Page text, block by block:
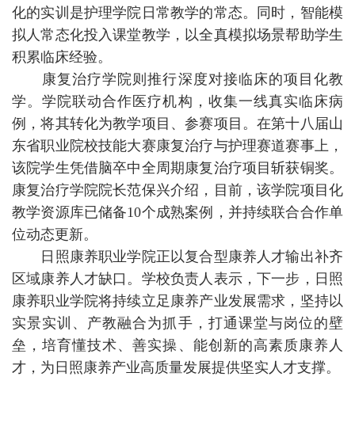
化的实训是护理学院日常教学的常态。同时，智能模
拟人常态化投入课堂教学，以全真模拟场景帮助学生
积累临床经验。
康复治疗学院则推行深度对接临床的项目化教
学。学院联动合作医疗机构，收集一线真实临床病
例，将其转化为教学项目、参赛项目。在第十八届山
东省职业院校技能大赛康复治疗与护理赛道赛事上，
该院学生凭借脑卒中全周期康复治疗项目斩获铜奖。
康复治疗学院院长范保兴介绍，目前，该学院项目化
教学资源库已储备10个成熟案例，并持续联合合作单
位动态更新。
日照康养职业学院正以复合型康养人才输出补齐
区域康养人才缺口。学校负责人表示，下一步，日照
康养职业学院将持续立足康养产业发展需求，坚持以
实景实训、产教融合为抓手，打通课堂与岗位的壁
垒，培育懂技术、善实操、能创新的高素质康养人
才，为日照康养产业高质量发展提供坚实人才支撑。